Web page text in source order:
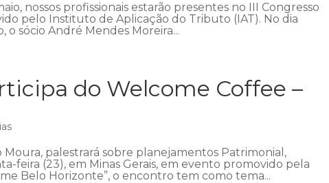
nossos profissionais estarão presentes no III Congresso
pelo Instituto de Aplicação do Tributo (IAT). No dia
o sócio André Mendes Moreira...
do Welcome Coffee –
Moura, palestrará sobre planejamentos Patrimonial,
feira (23), em Minas Gerais, em evento promovido pela
Belo Horizonte”, o encontro tem como tema...